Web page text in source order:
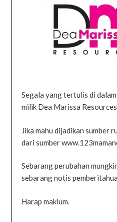
Segala yang tertulis di
milik Dea Marissa
Jika mahu dijadikan sumber
dari sumber
Sebarang perubahan
sebarang notis
Harap maklum.